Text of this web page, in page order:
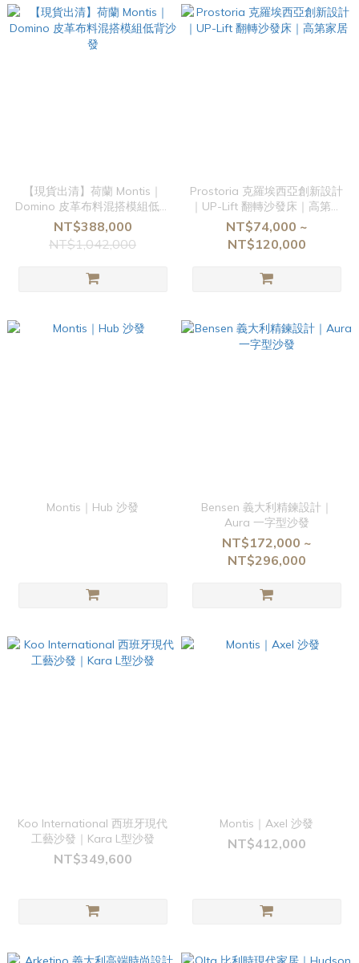
【現貨出清】荷蘭 Montis｜
Domino 皮革布料混搭模組低背
沙發
NT$388,000
NT$1,042,000
Prostoria 克羅埃西亞創新設計
｜UP-Lift 翻轉沙發床｜高第家
居
NT$74,000 ~
NT$120,000
Montis｜Hub 沙發
Bensen 義大利精鍊設計｜
Aura 一字型沙發
NT$172,000 ~
NT$296,000
Koo International 西班牙現代
工藝沙發｜Kara L型沙發
NT$349,600
Montis｜Axel 沙發
NT$412,000